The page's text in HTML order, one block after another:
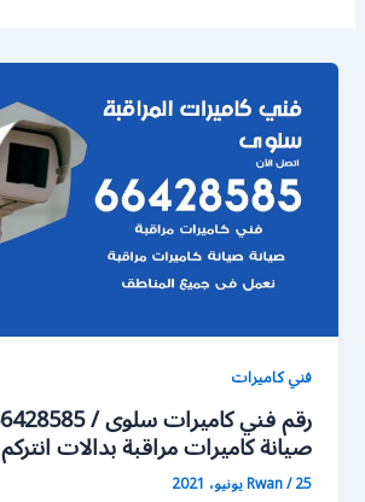
فني كاميرات
صيانة كاميرات مراقبة بدالات انتركم
Rwan/25 يونيو، 2021